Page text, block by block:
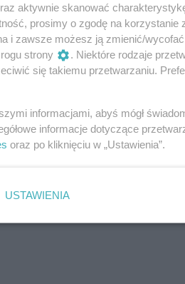
Wyślij
dzięki reCAPTCHA od Google:Prywatność|
aktywnie skanować
prosimy o zgodę na korzystanie
i zawsze możesz ją zmienić/
strony
. Niektóre rodzaje
się takiemu przetwarzaniu.
informacjami, abyś mógł
informacje dotyczące
oraz po kliknięciu w „Ustawienia”.
USTAWIENIA